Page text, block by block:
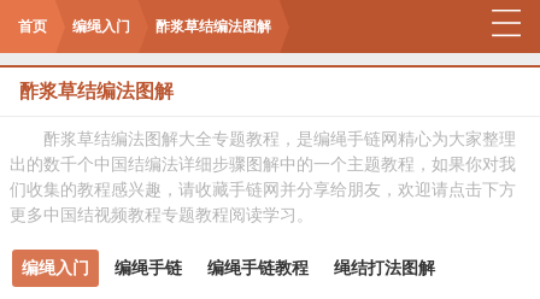
首页 编绳入门 酢浆草结编法图解
酢浆草结编法图解
酢浆草结编法图解大全专题教程，是编绳手链网精心为大家整理
出的数千个中国结编法详细步骤图解中的一个主题教程，如果你对我
们收集的教程感兴趣，请收藏手链网并分享给朋友，欢迎请点击下方
更多中国结视频教程专题教程阅读学习。
编绳入门 编绳手链 编绳手链教程 绳结打法图解